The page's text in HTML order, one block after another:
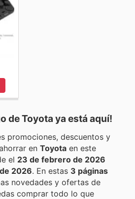
deToyota ya está aquí!
promociones, descuentos y
para ahorrar en Toyota en este
el 23 de febrero de 2026
2026 . En estas 3 páginas
novedades y ofertas de
comprar todo lo que